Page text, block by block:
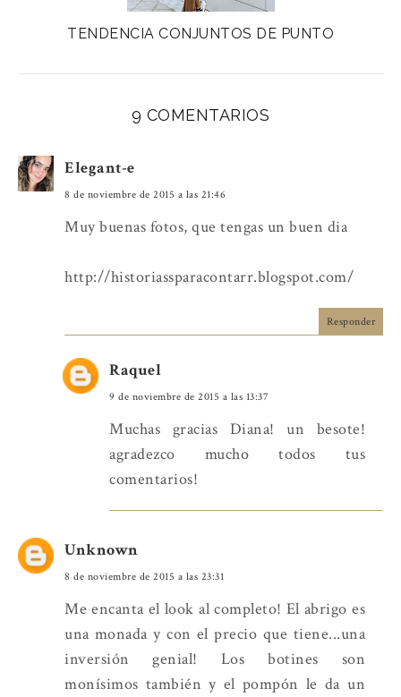
TENDENCIA CONJUNTOS DE PUNTO
9 COMENTARIOS
Elegant-e
8 de noviembre de 2015 a las 21:46
Muy buenas fotos, que tengas un buen dia
http://historiassparacontarr.blogspot.com/
Responder
Raquel
9 de noviembre de 2015 a las 13:37
Muchas gracias Diana! un besote!
agradezco mucho todos tus
comentarios!
Unknown
8 de noviembre de 2015 a las 23:31
Me encanta el look al completo! El abrigo es
una monada y con el precio que tiene...una
inversión genial! Los botines son
monísimos también y el pompón le da un